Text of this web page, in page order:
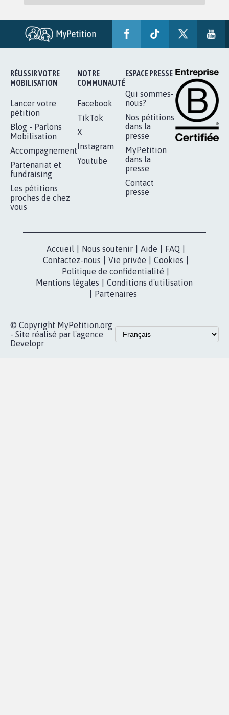
RÉUSSIR VOTRE
MOBILISATION
Lancer votre
pétition
Blog - Parlons
Mobilisation
Accompagnement
Partenariat et
fundraising
Les pétitions
proches de chez
vous
NOTRE
COMMUNAUTÉ
Facebook
TikTok
X
Instagram
Youtube
ESPACE PRESSE
Qui sommes-
nous?
Nos pétitions
dans la
presse
MyPetition
dans la
presse
Contact
presse
Accueil Nous soutenir Aide FAQ
Contactez-nous
Vie privée Cookies
Politique de confidentialité
Mentions légales
Conditions d'utilisation
Partenaires
© Copyright MyPetition.org
- Site réalisé par l'agence
Developr